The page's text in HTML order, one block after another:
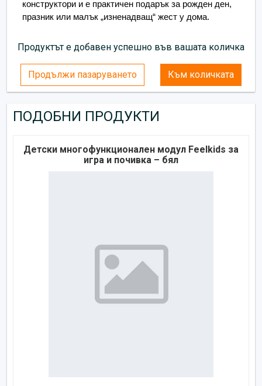
конструктори и е практичен подарък за рожден ден,
празник или малък „изненадващ“ жест у дома.
Продуктът е добавен успешно във вашата количка
Продължи пазаруването Към количката
ПОДОБНИ ПРОДУКТИ
Детски многофункционален модул Feelkids за
игра и почивка – бял